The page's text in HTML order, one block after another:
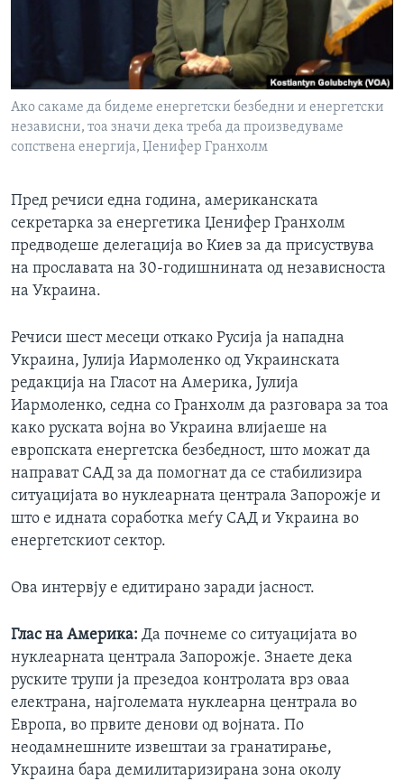
Ако сакаме да бидеме енергетски безбедни и енергетски
независни, тоа значи дека треба да произведуваме
сопствена енергија, Џенифер Гранхолм
Пред речиси една година, американската
секретарка за енергетика Џенифер Гранхолм
предводеше делегација во Киев за да присуствува
на прославата на 30-годишнината од независноста
на Украина.
Речиси шест месеци откако Русија ја нападна
Украина, Јулија Иармоленко од Украинската
редакција на Гласот на Америка, Јулија
Иармоленко, седна со Гранхолм да разговара за тоа
како руската војна во Украина влијаеше на
европската енергетска безбедност, што можат да
направат САД за да помогнат да се стабилизира
ситуацијата во нуклеарната централа Запорожје и
што е идната соработка меѓу САД и Украина во
енергетскиот сектор.
Ова интервју е едитирано заради јасност.
Глас на Америка: Да почнеме со ситуацијата во
нуклеарната централа Запорожје. Знаете дека
руските трупи ја презедоа контролата врз оваа
електрана, најголемата нуклеарна централа во
Европа, во првите денови од војната. По
неодамнешните извештаи за гранатирање,
Украина бара демилитаризирана зона околу